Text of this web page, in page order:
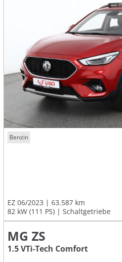
Benzin
EZ 06/2023
63.587 km
82 kW (111 PS)
Schaltgetriebe
MG ZS
1.5 VTi-Tech Comfort